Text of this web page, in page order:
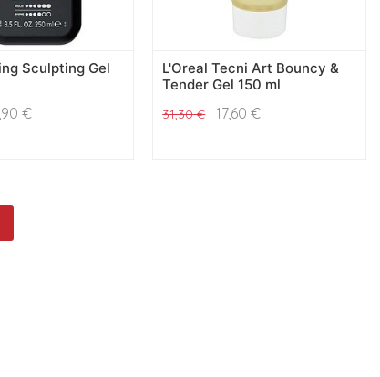
Sculpting Gel
€
L'Oreal Tecni Art Bouncy &
Tender Gel 150 ml
31,30€ 17,60 €